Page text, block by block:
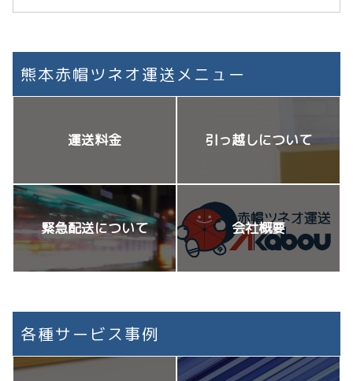
熊本赤帽ツネオ運送メニュー
運送料金 引っ越しについて
緊急配送について 会社概要
各種サービス事例